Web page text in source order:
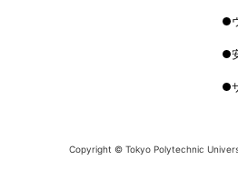
Copyright © Tokyo Polytechnic